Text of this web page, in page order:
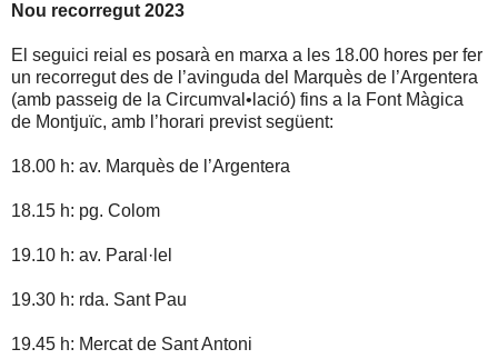
Nou recorregut 2023
El seguici reial es posarà en marxa a les 18.00 hores per fer
un recorregut des de l’avinguda del Marquès de l’Argentera
(amb passeig de la Circumval•lació) fins a la Font Màgica
de Montjuïc, amb l’horari previst següent:
18.00 h: av. Marquès de l’Argentera
18.15 h: pg. Colom
19.10 h: av. Paral·lel
19.30 h: rda. Sant Pau
19.45 h: Mercat de Sant Antoni